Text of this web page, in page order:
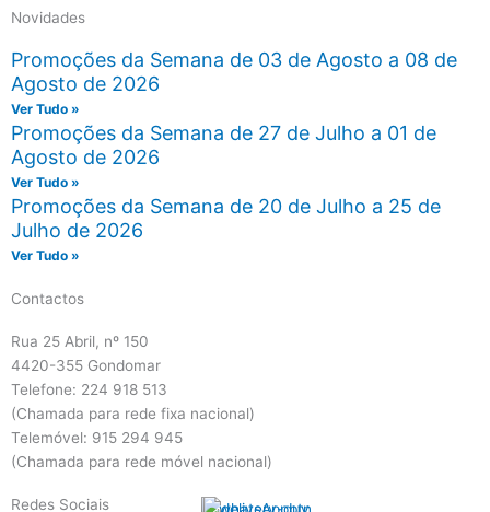
Novidades
Promoções da Semana de 03 de Agosto a 08 de
Agosto de 2026
Ver Tudo »
Promoções da Semana de 27 de Julho a 01 de
Agosto de 2026
Ver Tudo »
Promoções da Semana de 20 de Julho a 25 de
Julho de 2026
Ver Tudo »
Contactos
Rua 25 Abril, nº 150
4420-355 Gondomar
Telefone: 224 918 513
(Chamada para rede fixa nacional)
Telemóvel: 915 294 945
(Chamada para rede móvel nacional)
Redes Sociais